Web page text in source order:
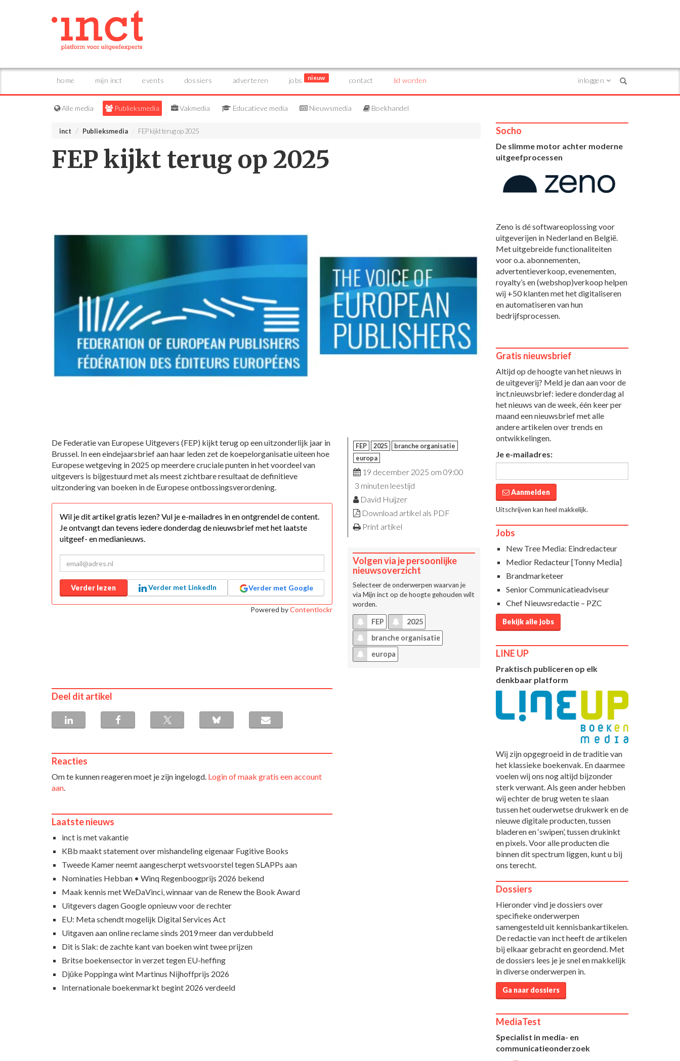
home mijn inct events dossiers adverteren jobs nieuw contact lid worden inloggen
Alle media Publieksmedia Vakmedia Educatieve media Nieuwsmedia Boekhandel
inct Publieksmedia FEP kijkt terug op 2025
FEP kijkt terug op 2025
De Federatie van Europese Uitgevers (FEP) kijkt terug op een uitzonderlijk jaar in
Brussel. In een eindejaarsbrief aan haar leden zet de koepelorganisatie uiteen hoe
Europese wetgeving in 2025 op meerdere cruciale punten in het voordeel van
uitgevers is bijgestuurd met als meest zichtbare resultaat de definitieve
uitzondering van boeken in de Europese ontbossingsverordening.
Wil je dit artikel gratis lezen? Vul je e-mailadres in en ontgrendel de content.
Je ontvangt dan tevens iedere donderdag de nieuwsbrief met het laatste
uitgeef- en medianieuws.
Verder lezen Verder met LinkedIn Verder met Google
Powered byContentlockr
FEP 2025
branche organisatie
europa
19 december 2025 om 09:00
3 minuten leestijd
David Huijzer
Download artikel als PDF
Print artikel
Volgen via je persoonlijke
nieuwsoverzicht
Selecteer de onderwerpen waarvan je
via Mijn inct op de hoogte gehouden wilt
worden.
FEP
2025
branche organisatie
europa
Deel dit artikel
Reacties
Om te kunnen reageren moet je zijn ingelogd. Login of maak gratis een account
aan.
Laatste nieuws
inct is met vakantie
KBb maakt statement over mishandeling eigenaar Fugitive Books
Tweede Kamer neemt aangescherpt wetsvoorstel tegen SLAPPs aan
Nominaties Hebban • Winq Regenboogprijs 2026 bekend
Maak kennis met WeDaVinci, winnaar van de Renew the Book Award
Uitgevers dagen Google opnieuw voor de rechter
EU: Meta schendt mogelijk Digital Services Act
Uitgaven aan online reclame sinds 2019 meer dan verdubbeld
Dit is Slak: de zachte kant van boeken wint twee prijzen
Britse boekensector in verzet tegen EU-heffing
Djûke Poppinga wint Martinus Nijhoffprijs 2026
Internationale boekenmarkt begint 2026 verdeeld
Socho
De slimme motor achter moderne
uitgeefprocessen
Zeno is dé softwareoplossing voor
uitgeverijen in Nederland en België.
Met uitgebreide functionaliteiten
voor o.a. abonnementen,
advertentieverkoop, evenementen,
royalty’s en (webshop)verkoop helpen
wij +50 klanten met het digitaliseren
en automatiseren van hun
bedrijfsprocessen.
Gratis nieuwsbrief
Altijd op de hoogte van het nieuws in
de uitgeverij? Meld je dan aan voor de
inct.nieuwsbrief: iedere donderdag al
het nieuws van de week, één keer per
maand een nieuwsbrief met alle
andere artikelen over trends en
ontwikkelingen.
Je e-mailadres:
Aanmelden
Uitschrijven kan heel makkelijk.
Jobs
New Tree Media: Eindredacteur
Medior Redacteur [Tonny Media]
Brandmarketeer
Senior Communicatieadviseur
Chef Nieuwsredactie – PZC
Bekijk alle jobs
LINE UP
Praktisch publiceren op elk
denkbaar platform
Wij zijn opgegroeid in de traditie van
het klassieke boekenvak. En daarmee
voelen wij ons nog altijd bijzonder
sterk verwant. Als geen ander hebben
wij echter de brug weten te slaan
tussen het ouderwetse drukwerk en de
nieuwe digitale producten, tussen
bladeren en ‘swipen’, tussen drukinkt
en pixels. Voor alle producten die
binnen dit spectrum liggen, kunt u bij
ons terecht.
Dossiers
Hieronder vind je dossiers over
specifieke onderwerpen
samengesteld uit kennisbankartikelen.
De redactie van inct heeft de artikelen
bij elkaar gebracht en geordend. Met
de dossiers lees je je snel en makkelijk
in diverse onderwerpen in.
Ga naar dossiers
MediaTest
Specialist in media- en
communicatieonderzoek